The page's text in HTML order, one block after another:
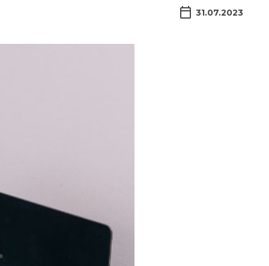
31.07.2023